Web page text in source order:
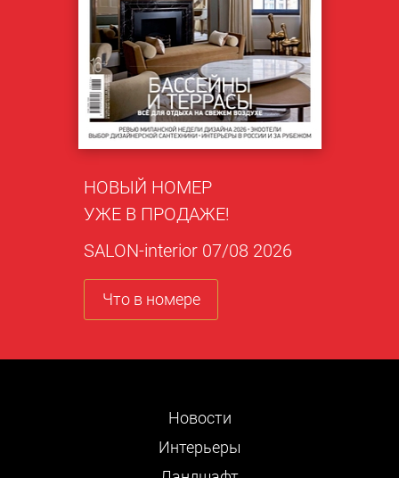
НОВЫЙ НОМЕР
УЖЕ В ПРОДАЖЕ!
SALON-interior 07/08 2026
Что в номере
Новости
Интерьеры